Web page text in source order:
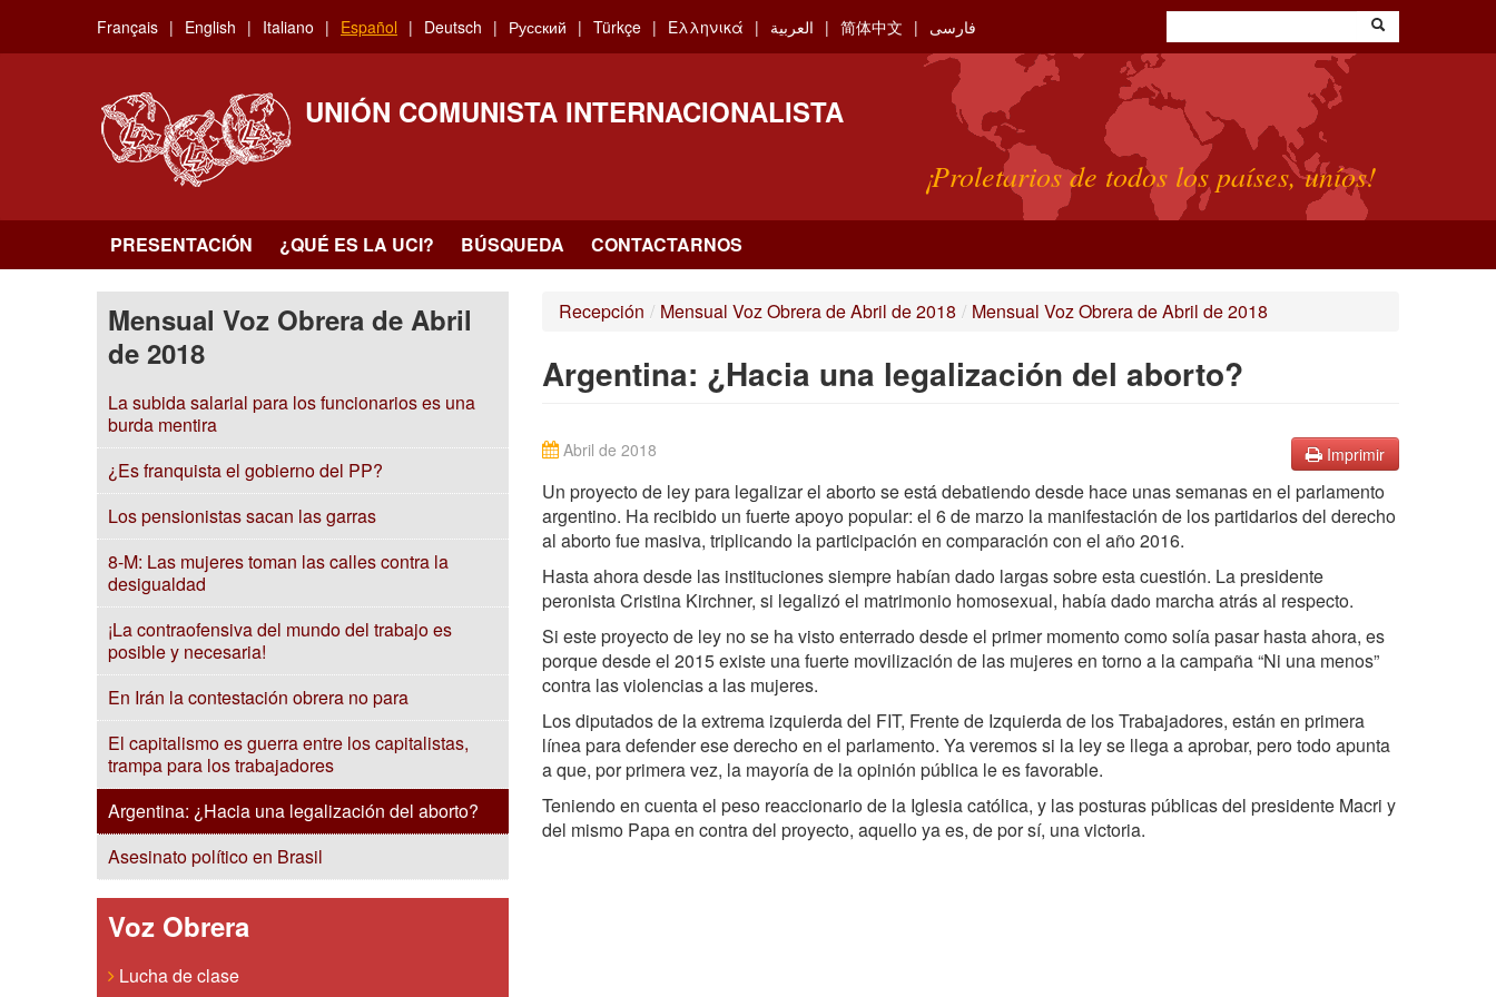
main
Français English Italiano Español Deutsch Русский Türkçe Ελληνικά العربية 简体中文 فارسی
UNIÓN COMUNISTA INTERNACIONALISTA
¡Proletarios de todos los países, uníos!
PRESENTACIÓN ¿QUÉ ES LA UCI? BÚSQUEDA CONTACTARNOS
Mensual Voz Obrera de Abril
de 2018
La subida salarial para los funcionarios es una
burda mentira
¿Es franquista el gobierno del PP?
Los pensionistas sacan las garras
8-M: Las mujeres toman las calles contra la
desigualdad
¡La contraofensiva del mundo del trabajo es
posible y necesaria!
En Irán la contestación obrera no para
El capitalismo es guerra entre los capitalistas,
trampa para los trabajadores
Argentina: ¿Hacia una legalización del aborto?
Asesinato político en Brasil
Voz Obrera
Lucha de clase
Recepción / Mensual Voz Obrera de Abril de 2018 / Mensual Voz Obrera de Abril de 2018
Argentina: ¿Hacia una legalización del aborto?
Imprimir
Abril de 2018
Un proyecto de ley para legalizar el aborto se está debatiendo desde hace unas semanas en el parlamento
argentino. Ha recibido un fuerte apoyo popular: el 6 de marzo la manifestación de los partidarios del derecho
al aborto fue masiva, triplicando la participación en comparación con el año 2016.
Hasta ahora desde las instituciones siempre habían dado largas sobre esta cuestión. La presidente
peronista Cristina Kirchner, si legalizó el matrimonio homosexual, había dado marcha atrás al respecto.
Si este proyecto de ley no se ha visto enterrado desde el primer momento como solía pasar hasta ahora, es
porque desde el 2015 existe una fuerte movilización de las mujeres en torno a la campaña “Ni una menos”
contra las violencias a las mujeres.
Los diputados de la extrema izquierda del FIT, Frente de Izquierda de los Trabajadores, están en primera
línea para defender ese derecho en el parlamento. Ya veremos si la ley se llega a aprobar, pero todo apunta
a que, por primera vez, la mayoría de la opinión pública le es favorable.
Teniendo en cuenta el peso reaccionario de la Iglesia católica, y las posturas públicas del presidente Macri y
del mismo Papa en contra del proyecto, aquello ya es, de por sí, una victoria.